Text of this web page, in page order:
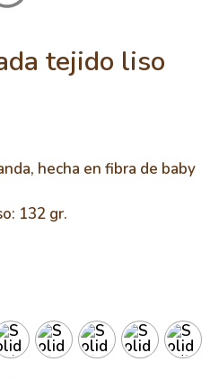
tejido liso
hecha en fibra de baby
132 gr.